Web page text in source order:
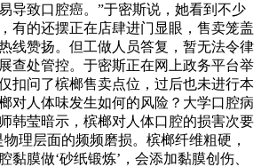
导致口腔癌。”于密斯说，她看到不少
有的还摆正在店肆进门显眼，售卖笼盖
线赞扬。但工做人员答复，暂无法令律
查处管控。于密斯正在网上政务平台举
扣问了槟榔售卖点位，过后也未进行本
对人体味发生如何的风险？大学口腔病
韩莹暗示，槟榔对人体口腔的损害次要
理层面的频频磨损。槟榔纤维粗硬，
黏膜做‘砂纸锻炼’，会添加黏膜创伤、